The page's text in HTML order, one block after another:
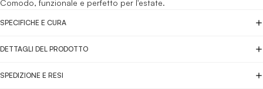
Comodo, funzionale e perfetto per l'estate.
SPECIFICHE E CURA
DETTAGLI DEL PRODOTTO
SPEDIZIONE E RESI